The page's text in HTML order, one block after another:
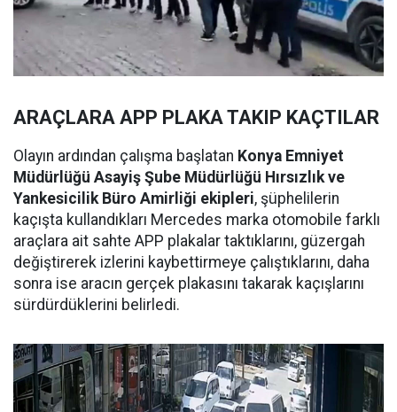
ARAÇLARA APP PLAKA TAKIP KAÇTILAR
Olayın ardından çalışma başlatan Konya Emniyet
Müdürlüğü Asayiş Şube Müdürlüğü Hırsızlık ve
Yankesicilik Büro Amirliği ekipleri, şüphelilerin
kaçışta kullandıkları Mercedes marka otomobile farklı
araçlara ait sahte APP plakalar taktıklarını, güzergah
değiştirerek izlerini kaybettirmeye çalıştıklarını, daha
sonra ise aracın gerçek plakasını takarak kaçışlarını
sürdürdüklerini belirledi.